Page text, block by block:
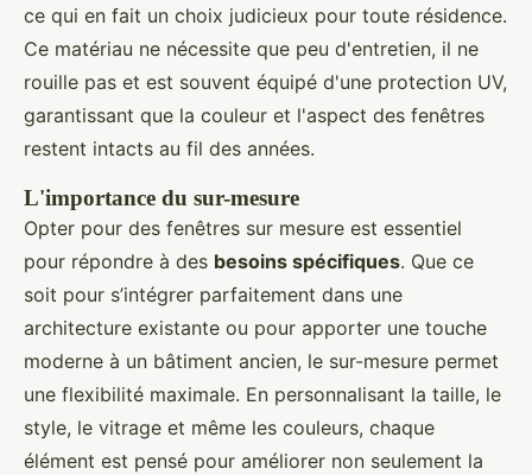
ce qui en fait un choix judicieux pour toute résidence.
Ce matériau ne nécessite que peu d'entretien, il ne
rouille pas et est souvent équipé d'une protection UV,
garantissant que la couleur et l'aspect des fenêtres
restent intacts au fil des années.
L'importance du sur-mesure
Opter pour des fenêtres sur mesure est essentiel
pour répondre à des besoins spécifiques. Que ce
soit pour s’intégrer parfaitement dans une
architecture existante ou pour apporter une touche
moderne à un bâtiment ancien, le sur-mesure permet
une flexibilité maximale. En personnalisant la taille, le
style, le vitrage et même les couleurs, chaque
élément est pensé pour améliorer non seulement la